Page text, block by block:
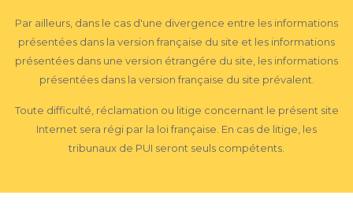
Par ailleurs, dans le cas d'une divergence entre les informations
présentées dans la version française du site et les informations
présentées dans une version étrangére du site, les informations
présentées dans la version française du site prévalent.
Toute difficulté, réclamation ou litige concernant le présent site
Internet sera régi par la loi française. En cas de litige, les
tribunaux de PUI seront seuls compétents.